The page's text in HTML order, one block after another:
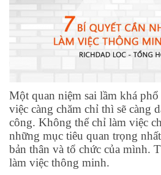
Một quan niệm sai lầm khá
việc càng chăm chỉ thì sẽ càng
công. Không thể chỉ làm việc
những mục tiêu quan trọng
bản thân và tổ chức của mình.
làm việc thông minh.